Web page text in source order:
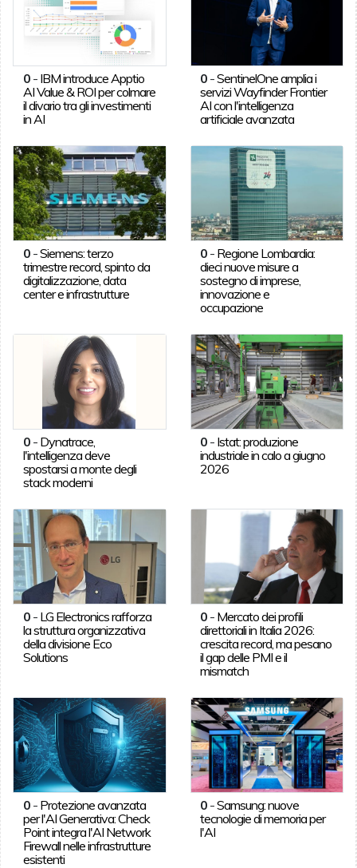
0- IBM introduce Apptio
AI Value & ROI per colmare
il divario tra gli investimenti
in AI
0 -SentinelOne amplia i
servizi Wayfinder Frontier
AI con l'intelligenza
artificiale avanzata
0-Siemens: terzo
trimestre record, spinto da
digitalizzazione, data
center e infrastrutture
0 - Regione Lombardia:
dieci nuove misure a
sostegno di imprese,
innovazione e
occupazione
0- Dynatrace,
l'intelligenza deve
spostarsi a monte degli
stack moderni
0 - Istat: produzione
industriale in calo a giugno
2026
0- LG Electronics rafforza
la struttura organizzativa
della divisione Eco
Solutions
0 - Mercato dei profili
direttoriali in Italia 2026:
crescita record, ma pesano
il gap delle PMI e il
mismatch
0- Protezione avanzata
per l'AI Generativa: Check
Point integra l'AI Network
Firewall nelle infrastrutture
esistenti
0 -Samsung: nuove
tecnologie di memoria per
l'AI